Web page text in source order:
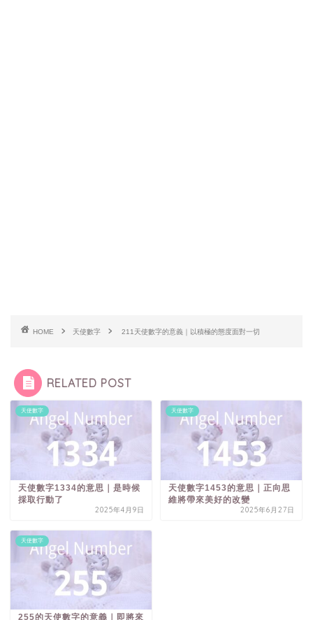
HOME 天使數字 211天使數字的意義｜以積極的態度面對一切
RELATED POST
天使數字
天使數字1334的意思｜是時候
採取行動了
2025年4月9日
天使數字
天使數字1453的意思｜正向思
維將帶來美好的改變
2025年6月27日
天使數字
255的天使數字的意義｜即將來